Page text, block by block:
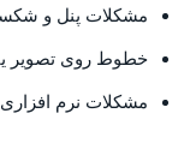
مشکلات پنل و
خطوط روی تصویر
مشکلات نرم